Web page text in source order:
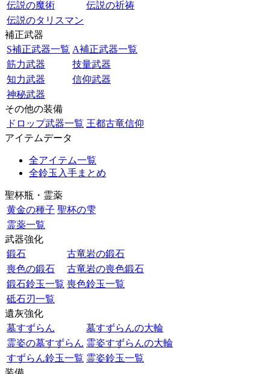
伝説の魔術
伝説の祈祷
伝説のタリスマン
補正武器
S補正武器一覧 A補正武器一覧
筋力武器
技量武器
知力武器
信仰武器
神秘武器
その他の装備
ドロップ武器一覧 王都古竜信仰
アイテムデータ
全アイテム一覧
全鈴玉入手まとめ
聖杯瓶・霊薬
黄金の種子 聖杯の雫
霊薬一覧
武器強化
鍛石
古竜岩の鍛石
喪色の鍛石
古竜岩の喪色鍛石
鍛石鈴玉一覧 喪色鈴玉一覧
砥石刃一覧
遺灰強化
墓すずらん
墓すずらんの大輪
霊姿の墓すずらん 霊姿すずらんの大輪
すずらん鈴玉一覧 霊姿鈴玉一覧